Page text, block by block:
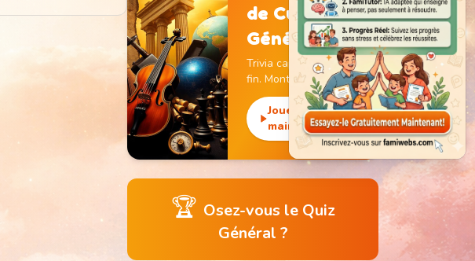
de Culture
Générale
Trivia captivant sans
fin. Monte de niveau,
gagne des pièces et
débloque des
monuments
emblématiques.
Jouer
maintenant
🏆 Osez-vous le Quiz
Général ?